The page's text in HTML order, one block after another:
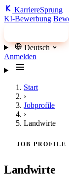
KarriereSprung
KI-Bewerbung
Deutsch
Anmelden
Start
›
Jobprofile
›
Landwirte
JOB PROFILE
Landwirte